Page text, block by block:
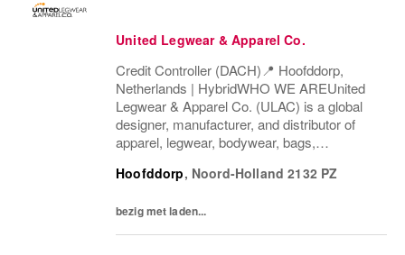
United Legwear & Apparel Co.
Credit Controller (DACH)📍 Hoofddorp,
Netherlands | HybridWHO WE AREUnited
Legwear & Apparel Co. (ULAC) is a global
designer, manufacturer, and distributor of
apparel, legwear, bodywear, bags,
accessories.Founded in 1998, we partner
Hoofddorp, Noord-Holland 2132 PZ
bezig met laden...